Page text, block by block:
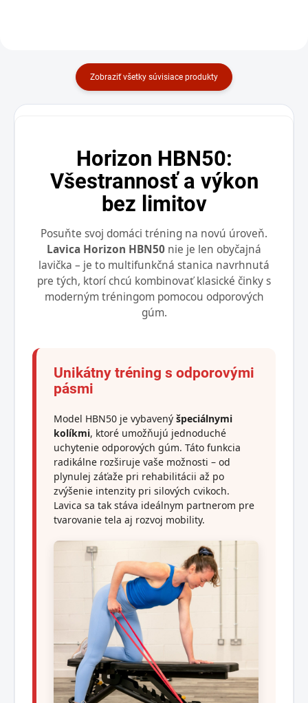
Zobraziť všetky súvisiace produkty
Horizon HBN50:
Všestrannosť a výkon
bez limitov
Posuňte svoj domáci tréning na novú úroveň.
Lavica Horizon HBN50 nie je len obyčajná
lavička – je to multifunkčná stanica navrhnutá
pre tých, ktorí chcú kombinovať klasické činky s
moderným tréningom pomocou odporových
gúm.
Unikátny tréning s odporovými
pásmi
Model HBN50 je vybavený špeciálnymi
kolíkmi, ktoré umožňujú jednoduché
uchytenie odporových gúm. Táto funkcia
radikálne rozširuje vaše možnosti – od
plynulej záťaže pri rehabilitácii až po
zvýšenie intenzity pri silových cvikoch.
Lavica sa tak stáva ideálnym partnerom pre
tvarovanie tela aj rozvoj mobility.